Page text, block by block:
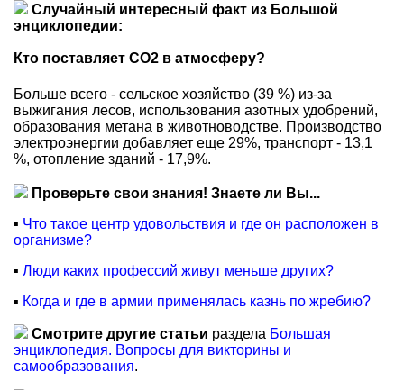
Случайный интересный факт из Большой
энциклопедии:
Кто поставляет CO2 в атмосферу?
Больше всего - сельское хозяйство (39 %) из-за
выжигания лесов, использования азотных удобрений,
образования метана в животноводстве. Производство
электроэнергии добавляет еще 29%, транспорт - 13,1
%, отопление зданий - 17,9%.
Проверьте свои знания! Знаете ли Вы...
▪ Что такое центр удовольствия и где он расположен в
организме?
▪ Люди каких профессий живут меньше других?
▪ Когда и где в армии применялась казнь по жребию?
Смотрите другие статьи раздела Большая
энциклопедия. Вопросы для викторины и
самообразования.